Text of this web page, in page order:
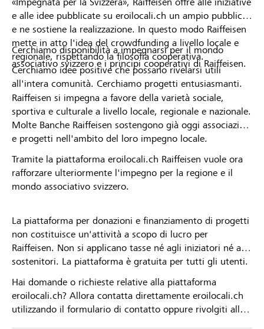
e alle idee pubblicate su eroilocali.ch un ampio pubblico
e ne sostiene la realizzazione. In questo modo Raiffeisen
mette in atto l'idea del crowdfunding a livello locale e
regionale, rispettando la filosofia cooperativa.
Cerchiamo idee positive che possano rivelarsi utili
all'intera comunità. Cerchiamo progetti entusiasmanti.
Cerchiamo disponibilità a impegnarsi per il mondo
associativo svizzero e i principi cooperativi di Raiffeisen.
Raiffeisen si impegna a favore della varietà sociale,
sportiva e culturale a livello locale, regionale e nazionale.
Molte Banche Raiffeisen sostengono già oggi associazioni
e progetti nell'ambito del loro impegno locale.
Tramite la piattaforma eroilocali.ch Raiffeisen vuole ora
rafforzare ulteriormente l'impegno per la regione e il
mondo associativo svizzero.
La piattaforma per donazioni e finanziamento di progetti
non costituisce un'attività a scopo di lucro per
Raiffeisen. Non si applicano tasse né agli iniziatori né ai
sostenitori. La piattaforma è gratuita per tutti gli utenti.
Hai domande o richieste relative alla piattaforma
eroilocali.ch? Allora contatta direttamente eroilocali.ch
utilizzando il formulario di contatto oppure rivolgiti alla